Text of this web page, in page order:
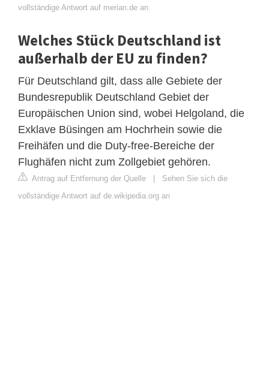
vollständige Antwort auf merian.de an
Welches Stück Deutschland ist
außerhalb der EU zu finden?
Für Deutschland gilt, dass alle Gebiete der
Bundesrepublik Deutschland Gebiet der
Europäischen Union sind, wobei Helgoland, die
Exklave Büsingen am Hochrhein sowie die
Freihäfen und die Duty-free-Bereiche der
Flughäfen nicht zum Zollgebiet gehören.
Antrag auf Entfernung der Quelle | Sehen Sie sich die
vollständige Antwort auf de.wikipedia.org an